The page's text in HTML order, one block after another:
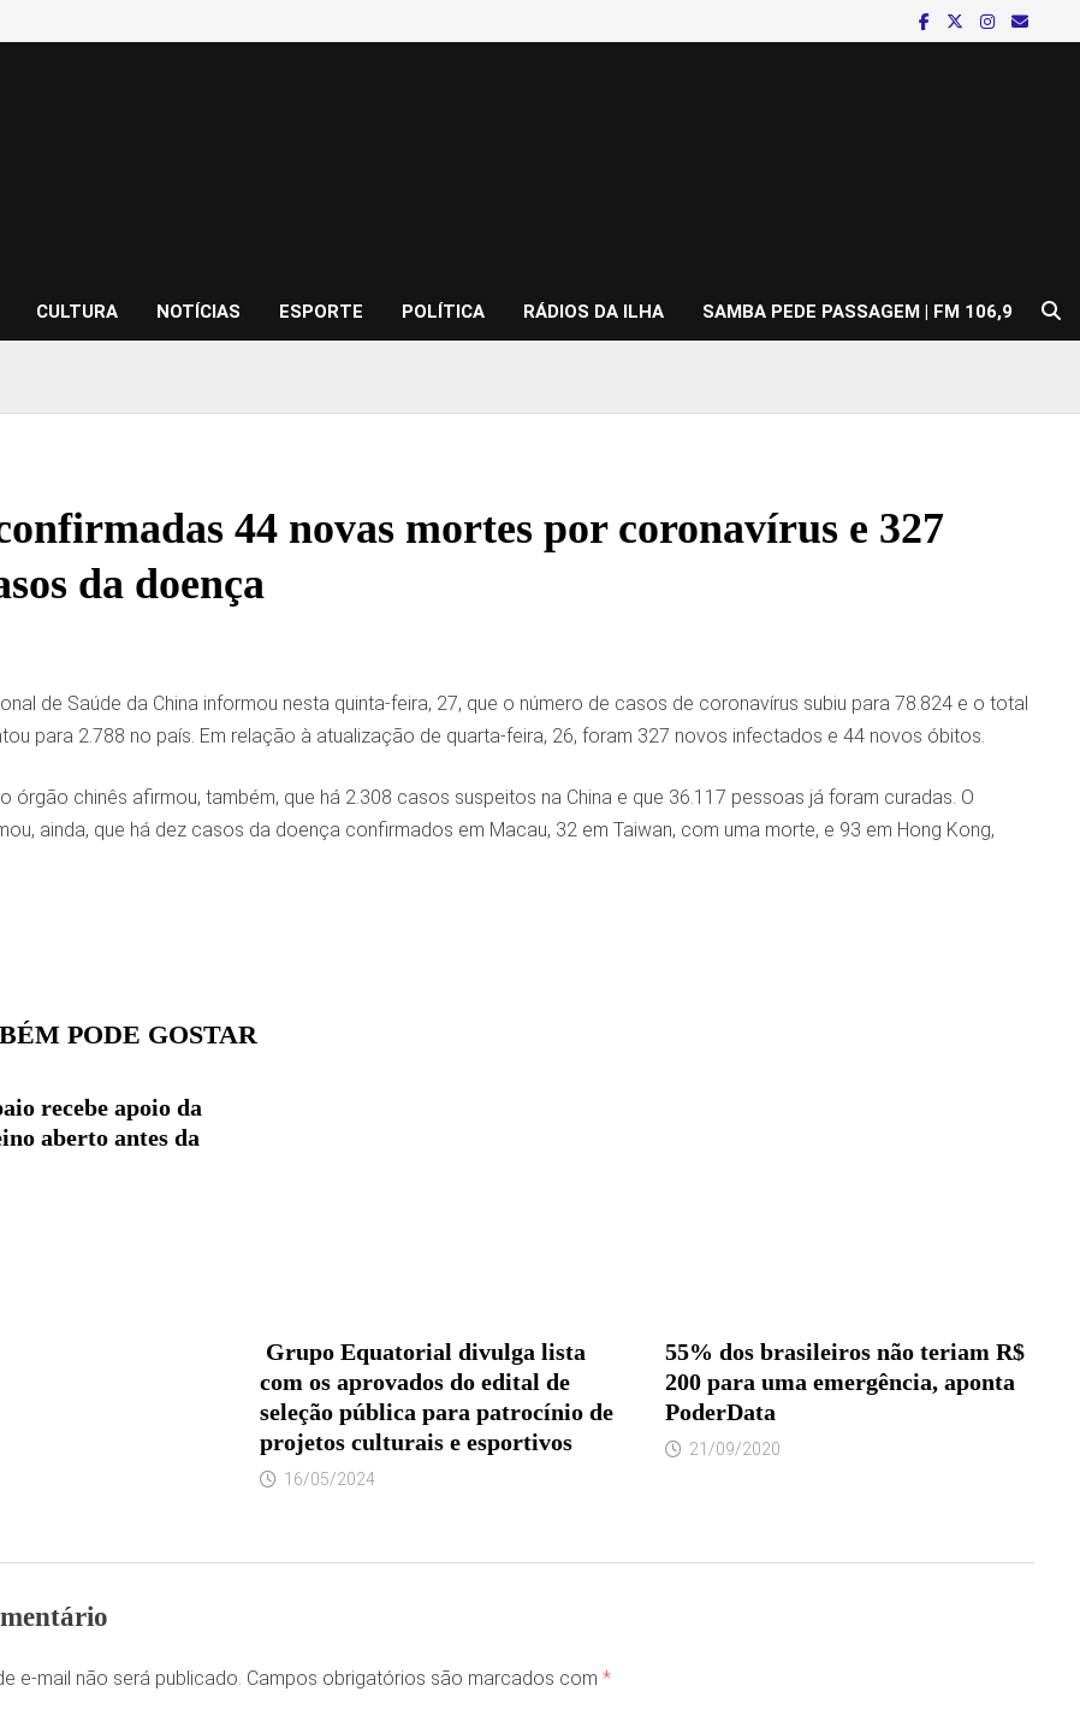
CULTURA NOTÍCIAS ESPORTE POLÍTICA RÁDIOS DA ILHA SAMBA PEDE PASSAGEM | FM 106,9
44 novas mortes por coronavírus e 327
da doença
de Saúde da China informou nesta quinta-feira, 27, que o número de casos de coronavírus subiu para 78.824 e o total
para 2.788 no país. Em relação à atualização de quarta-feira, 26, foram 327 novos infectados e 44 novos óbitos.
órgão chinês afirmou, também, que há 2.308 casos suspeitos na China e que 36.117 pessoas já foram curadas. O
ainda, que há dez casos da doença confirmados em Macau, 32 em Taiwan, com uma morte, e 93 em Hong Kong,
PODE GOSTAR
recebe apoio da
aberto antes da
Grupo Equatorial divulga lista
com os aprovados do edital de
seleção pública para patrocínio de
projetos culturais e esportivos
16/05/2024
55% dos brasileiros não teriam R$
200 para uma emergência, aponta
PoderData
21/09/2020
e-mail não será publicado. Campos obrigatórios são marcados com *